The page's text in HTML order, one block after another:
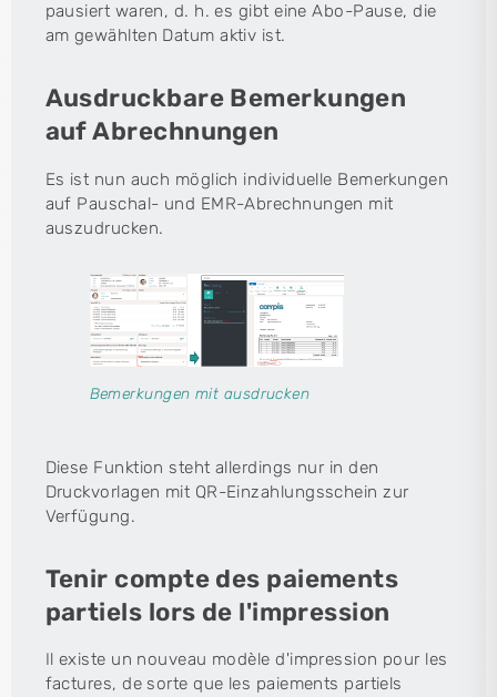
pausiert waren, d. h. es gibt eine Abo-Pause, die
am gewählten Datum aktiv ist.
Ausdruckbare Bemerkungen
auf Abrechnungen
Es ist nun auch möglich individuelle Bemerkungen
auf Pauschal- und EMR-Abrechnungen mit
auszudrucken.
Bemerkungen mit ausdrucken
Diese Funktion steht allerdings nur in den
Druckvorlagen mit QR-Einzahlungsschein zur
Verfügung.
Tenir compte des paiements
partiels lors de l'impression
Il existe un nouveau modèle d'impression pour les
factures, de sorte que les paiements partiels